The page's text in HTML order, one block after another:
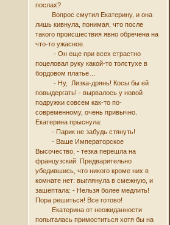
послах?
Вопрос смутил Екатерину, и она
лишь кивнула, понимая, что после
такого происшествия явно обречена на
что-то ужасное.
- Он еще при всех страстно
поцеловал руку какой-то толстухе в
бордовом платье…
- Ну, Лизка-дрянь! Косы бы ей
повыдергать! - вырвалось у новой
подружки совсем как-то по-
современному, очень привычно.
Екатерина прыснула:
- Парик не забудь стянуть!
- Ваше Императорское
Высочество, - тезка перешла на
французский. Предварительно
убедившись, что никого кроме них в
комнате нет: выглянула в смежную, и
зашептала: - Нельзя более медлить!
Пора решиться! Все готово!
Екатерина от неожиданности
попыталась примоститься хотя бы на